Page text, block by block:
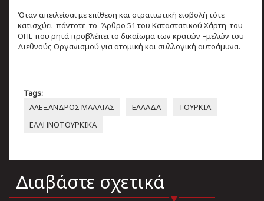
Όταν απειλείσαι με επίθεση και στρατιωτική εισβολή τότε
κατισχύει πάντοτε το Άρθρο 51 του Καταστατικού Χάρτη του
ΟΗΕ που ρητά προβλέπει το δικαίωμα των κρατών –μελών του
Διεθνούς Οργανισμού για ατομική και συλλογική αυτοάμυνα.
Tags:
ΑΛΕΞΑΝΔΡΟΣ ΜΑΛΛΙΑΣ
ΕΛΛΑΔΑ
ΤΟΥΡΚΙΑ
ΕΛΛΗΝΟΤΟΥΡΚΙΚΑ
Διαβάστε σχετικά